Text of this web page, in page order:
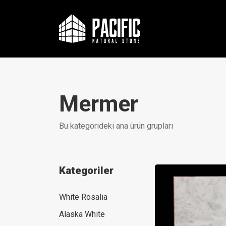
Mermer
Bu kategorideki ana ürün grupları
Kategoriler
White Rosalia
Alaska White